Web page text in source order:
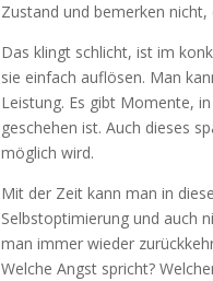
Zustand und bemerken
Das klingt schlicht, ist im
sie einfach auflösen. Man
Leistung. Es gibt Momente,
geschehen ist. Auch dieses
möglich wird.
Mit der Zeit kann man in
Selbstoptimierung und auch
man immer wieder
Welche Angst spricht?